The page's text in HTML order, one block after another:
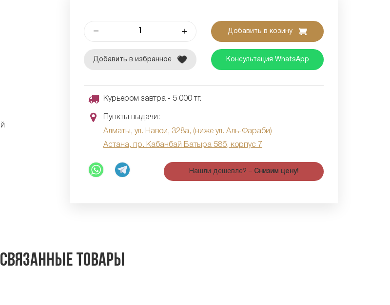
– + Добавить в козину
Добавить в избранное Консультация WhatsApp
Курьером завтра - 5 000 тг.
Пункты выдачи:
Алматы, ул. Навои, 328а, (ниже ул. Аль-Фараби)
Астана, пр. Кабанбай Батыра 58б, корпус 7
Нашли дешевле? – Снизим цену!
Связанные товары